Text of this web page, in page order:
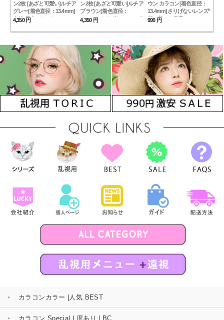
ン2枚 [あざと可愛い]ルチア
グレー[着色直径：13.4mm]
自然*仔犬みたいなLucia
4,350 円
ン2枚 [あざと可愛い]ルチア
ブラウン[着色直径：
13.4mm]さりげないレンズ*
Brown
4,350 円
ウン カラコン[着色直径：
13.4mm]さりげないレンズ*
落ち着いた目元Lucia
990 円
カラコンカラー |人気 BEST
カラコン Special | 度あり | BC